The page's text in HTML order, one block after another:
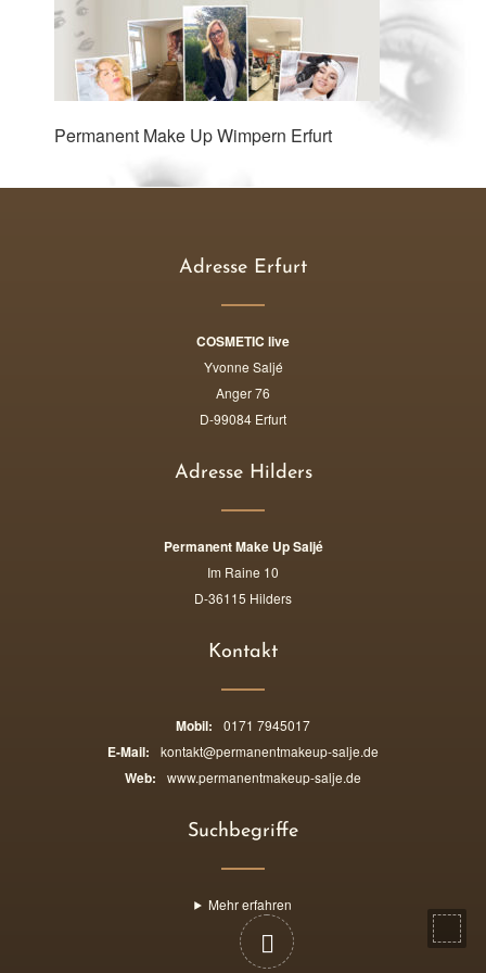
Permanent Make Up Wimpern Erfurt
Adresse Erfurt
COSMETIC live
Yvonne Saljé
Anger 76
D-99084 Erfurt
Adresse Hilders
Permanent Make Up Saljé
Im Raine 10
D-36115 Hilders
Kontakt
Mobil: 0171 7945017
E-Mail: kontakt@permanentmakeup-salje.de
Web: www.permanentmakeup-salje.de
Suchbegriffe
Mehr erfahren